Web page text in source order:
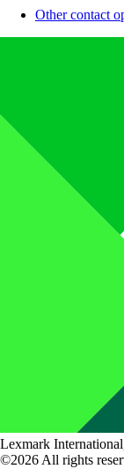
Other contact
Lexmark
©2026 All rights